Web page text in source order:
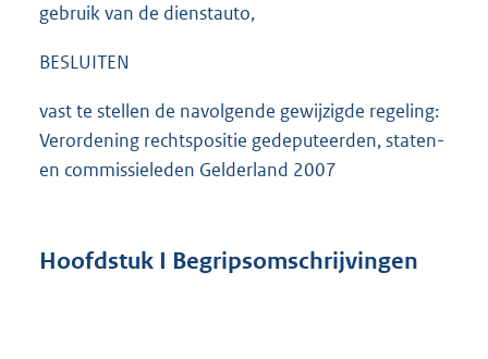
gebruik van de dienstauto,
BESLUITEN
vast te stellen de navolgende gewijzigde regeling:
Verordening rechtspositie gedeputeerden, staten-
en commissieleden Gelderland 2007
Hoofdstuk I Begripsomschrijvingen